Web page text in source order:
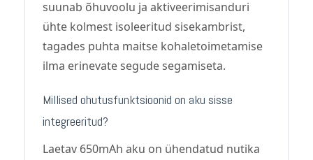
suunab õhuvoolu ja aktiveerimisanduri
ühte kolmest isoleeritud sisekambrist,
tagades puhta maitse kohaletoimetamise
ilma erinevate segude segamiseta.
Millised ohutusfunktsioonid on aku sisse
integreeritud?
Laetav 650mAh aku on ühendatud nutika